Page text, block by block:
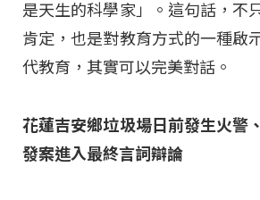
是天生的科學家」。這句話，不
肯定，也是對教育方式的一種啟
代教育，其實可以完美對話。
花蓮吉安鄉垃圾場日前發生火警
發案進入最終言詞辯論